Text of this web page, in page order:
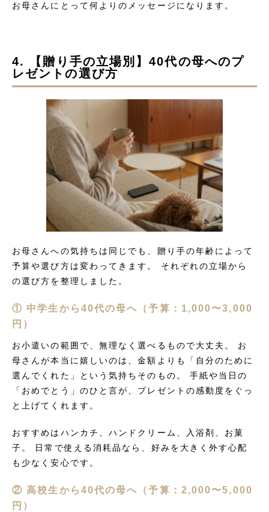
お母さんにとって何よりのメッセージになります。
4. 【贈り手の立場別】40代の母へのプ
レゼントの選び方
お母さんへの気持ちは同じでも、贈り手の年齢によって
予算や選び方は変わってきます。 それぞれの立場から
の選び方を整理しました。
① 中学生から40代の母へ（予算：1,000〜3,000
円）
お小遣いの範囲で、無理なく選べるもので大丈夫。 お
母さんが本当に嬉しいのは、金額よりも「自分のために
選んでくれた」という気持ちそのもの。 手紙や当日の
「おめでとう」のひと言が、プレゼントの感動度をぐっ
と上げてくれます。
おすすめはハンカチ、ハンドクリーム、入浴剤、お菓
子。 日常で使える消耗品なら、好みを大きく外す心配
も少なく安心です。
② 高校生から40代の母へ（予算：2,000〜5,000
円）